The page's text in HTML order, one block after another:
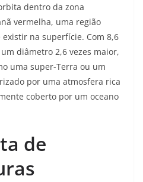
dentro da zona
vermelha, uma região
na superfície. Com 8,6
diâmetro 2,6 vezes maior,
uma super-Terra ou um
por uma atmosfera rica
coberto por um oceano
de